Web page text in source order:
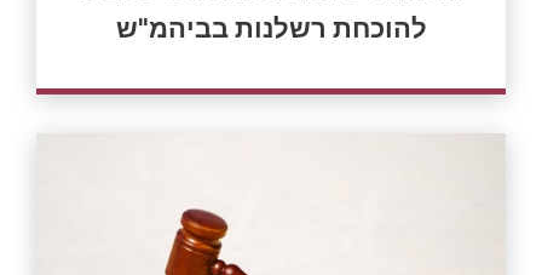
להוכחת רשלנות בביהמ"ש